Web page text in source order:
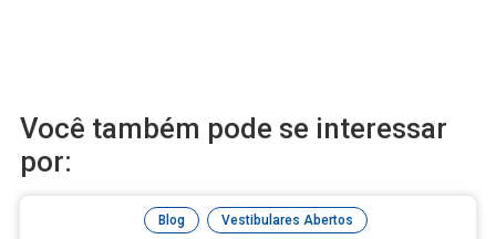
Você também pode se interessar
por:
Blog , Vestibulares Abertos